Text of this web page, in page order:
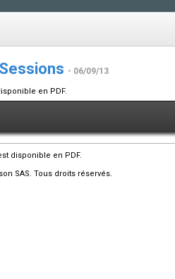
- 06/09/13
en PDF.
disponible en PDF.
SAS. Tous droits réservés.